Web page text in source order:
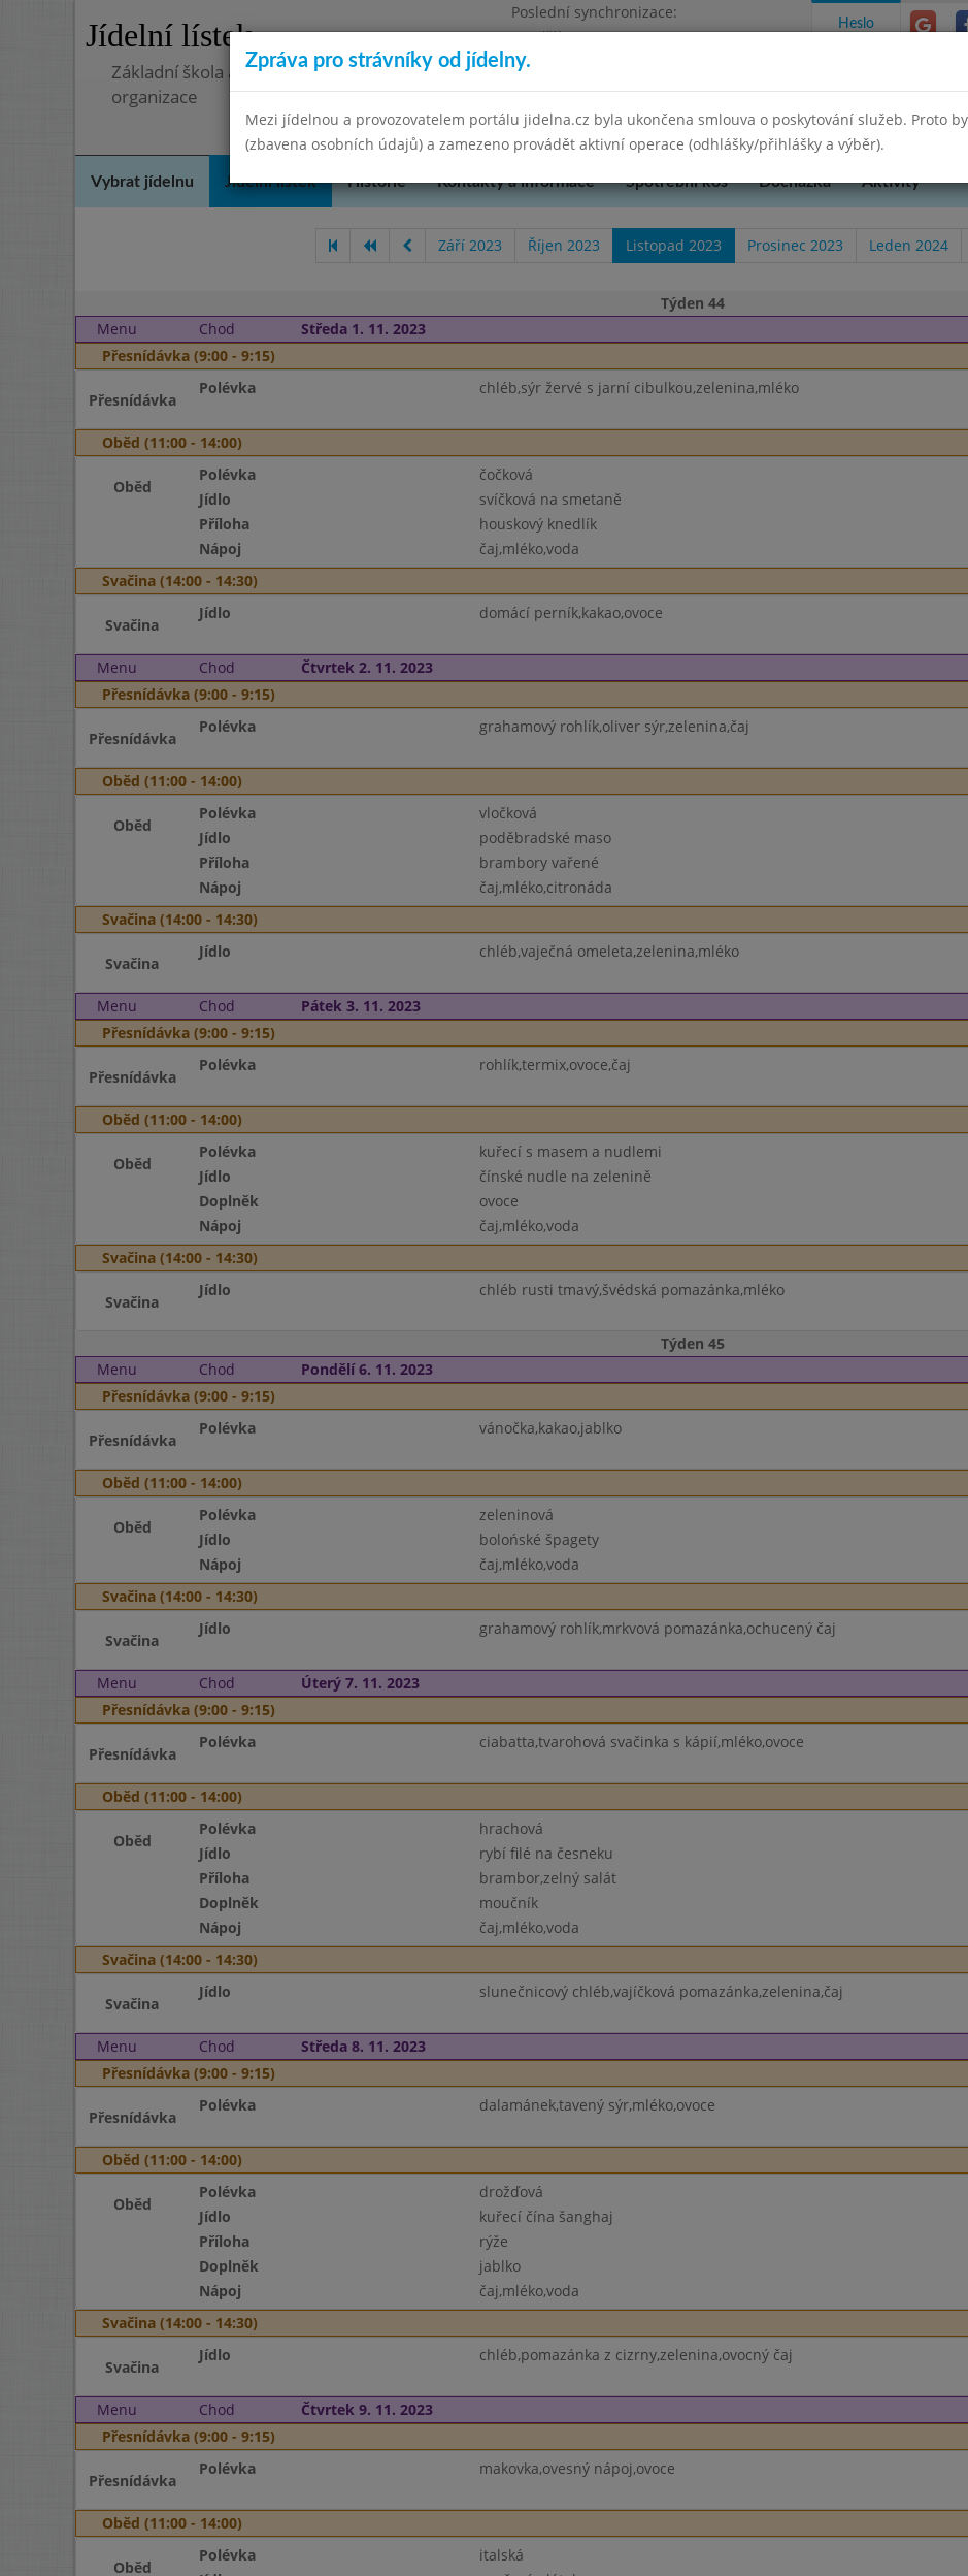
Jídelní lístek
Poslední synchronizace:
Pondělí 7.7.2025 9:58
Základní škola a mateřská škola, Pavlovice u Přerova, okres Přerov, příspěvková
organizace
Heslo
Vybrat jídelnu Jídelní lístek Historie Kontakty a informace Spotřební koš Docházka Aktivity
Září 2023 Říjen 2023 Listopad 2023 Prosinec 2023 Leden 2024
Týden 44
Menu
Chod Středa 1. 11. 2023
Přesnídávka (9:00 - 9:15)
Přesnídávka
Polévka chléb,sýr žervé s jarní cibulkou,zelenina,mléko
Oběd (11:00 - 14:00)
Oběd
Polévka čočková
Jídlo
svíčková na smetaně
Příloha
houskový knedlík
Nápoj
čaj,mléko,voda
Svačina (14:00 - 14:30)
Svačina
Jídlo domácí perník,kakao,ovoce
Menu Chod Čtvrtek 2. 11. 2023
Přesnídávka (9:00 - 9:15)
Přesnídávka
Polévka grahamový rohlík,oliver sýr,zelenina,čaj
Oběd (11:00 - 14:00)
Oběd
Polévka vločková
Jídlo
poděbradské maso
Příloha
brambory vařené
Nápoj
čaj,mléko,citronáda
Svačina (14:00 - 14:30)
Svačina
Jídlo chléb,vaječná omeleta,zelenina,mléko
Menu Chod Pátek 3. 11. 2023
Přesnídávka (9:00 - 9:15)
Přesnídávka
Polévka rohlík,termix,ovoce,čaj
Oběd (11:00 - 14:00)
Oběd
Polévka kuřecí s masem a nudlemi
Jídlo
čínské nudle na zelenině
Doplněk
ovoce
Nápoj
čaj,mléko,voda
Svačina (14:00 - 14:30)
Svačina
Jídlo chléb rusti tmavý,švédská pomazánka,mléko
Týden 45
Menu
Chod Pondělí 6. 11. 2023
Přesnídávka (9:00 - 9:15)
Přesnídávka
Polévka vánočka,kakao,jablko
Oběd (11:00 - 14:00)
Oběd
Polévka zeleninová
Jídlo
bolońské špagety
Nápoj
čaj,mléko,voda
Svačina (14:00 - 14:30)
Svačina
Jídlo grahamový rohlík,mrkvová pomazánka,ochucený čaj
Menu Chod Úterý 7. 11. 2023
Přesnídávka (9:00 - 9:15)
Přesnídávka
Polévka ciabatta,tvarohová svačinka s kápií,mléko,ovoce
Oběd (11:00 - 14:00)
Oběd
Polévka hrachová
Jídlo
rybí filé na česneku
Příloha
brambor,zelný salát
Doplněk
moučník
Nápoj
čaj,mléko,voda
Svačina (14:00 - 14:30)
Svačina
Jídlo slunečnicový chléb,vajíčková pomazánka,zelenina,čaj
Menu Chod Středa 8. 11. 2023
Přesnídávka (9:00 - 9:15)
Přesnídávka
Polévka dalamánek,tavený sýr,mléko,ovoce
Oběd (11:00 - 14:00)
Oběd
Polévka drožďová
Jídlo
kuřecí čína šanghaj
Příloha
rýže
Doplněk
jablko
Nápoj
čaj,mléko,voda
Svačina (14:00 - 14:30)
Svačina
Jídlo chléb,pomazánka z cizrny,zelenina,ovocný čaj
Menu Chod Čtvrtek 9. 11. 2023
Přesnídávka (9:00 - 9:15)
Přesnídávka
Polévka makovka,ovesný nápoj,ovoce
Oběd (11:00 - 14:00)
Oběd
Polévka italská
Zpráva pro strávníky od jídelny.
Mezi jídelnou a provozovatelem portálu jidelna.cz byla ukončena smlouva o poskytování služeb. Proto
(zbavena osobních údajů) a zamezeno provádět aktivní operace (odhlášky/přihlášky a výběr).